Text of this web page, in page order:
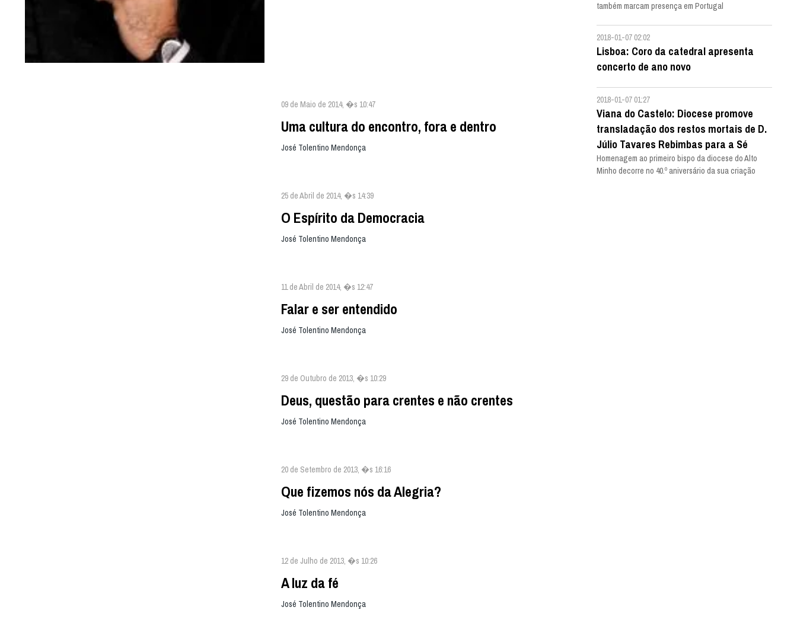
09 de Maio de 2014, �s 10:47
Uma cultura do encontro, fora e dentro
José Tolentino Mendonça
25 de Abril de 2014, �s 14:39
O Espírito da Democracia
José Tolentino Mendonça
11 de Abril de 2014, �s 12:47
Falar e ser entendido
José Tolentino Mendonça
29 de Outubro de 2013, �s 10:29
Deus, questão para crentes e não crentes
José Tolentino Mendonça
20 de Setembro de 2013, �s 16:16
Que fizemos nós da Alegria?
José Tolentino Mendonça
12 de Julho de 2013, �s 10:26
A luz da fé
José Tolentino Mendonça
também marcam presença em Portugal
2018-01-07 02:02
Lisboa: Coro da catedral apresenta
concerto de ano novo
2018-01-07 01:27
Viana do Castelo: Diocese promove
transladação dos restos mortais de D.
Júlio Tavares Rebimbas para a Sé
Homenagem ao primeiro bispo da diocese do Alto
Minho decorre no 40.º aniversário da sua criação